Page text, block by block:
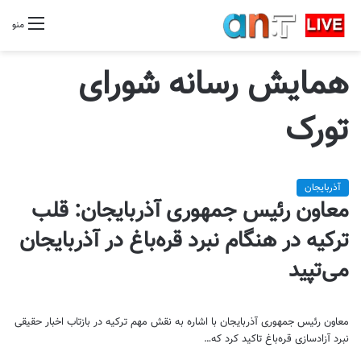
منو
همایش رسانه شورای
تورک
آذربایجان
معاون رئیس جمهوری آذربایجان: قلب
ترکیه در هنگام نبرد قره‌باغ در آذربایجان
می‌تپید
معاون رئیس جمهوری آذربایجان با اشاره به نقش مهم ترکیه در بازتاب اخبار حقیقی
نبرد آزادسازی قره‌باغ تاکید کرد که…